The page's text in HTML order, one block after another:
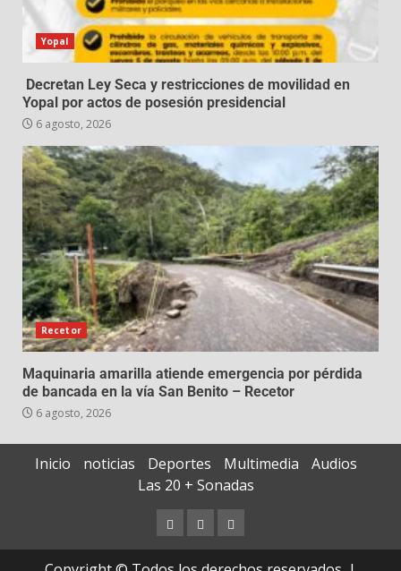
Yopal
Decretan Ley Seca y restricciones de movilidad en
Yopal por actos de posesión presidencial
6 agosto, 2026
Recetor
Maquinaria amarilla atiende emergencia por pérdida
de bancada en la vía San Benito – Recetor
6 agosto, 2026
Inicio noticias Deportes Multimedia
Audios
Las 20 + Sonadas